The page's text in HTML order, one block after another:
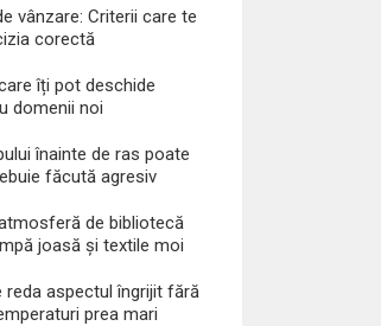
vânzare: Criterii care te
corectă
îți pot deschide
domenii noi
înainte de ras poate
făcută agresiv
de bibliotecă
joasă și textile moi
reda aspectul îngrijit fără
prea mari